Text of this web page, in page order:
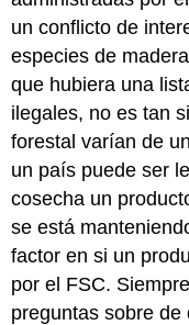
un conflicto de
especies de
que hubiera una
ilegales, no es tan
forestal varían de
un país puede ser
cosecha un
se está
factor en si un
por el FSC.
preguntas sobre